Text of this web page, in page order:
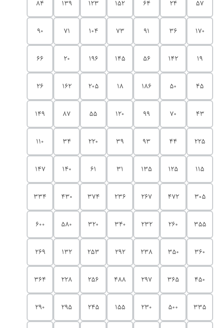
57
24
64
152
123
139
84
170
36
91
73
104
71
90
19
142
56
145
196
20
66
45
50
186
18
205
162
26
43
70
99
120
55
87
149
225
44
93
39
220
34
110
115
125
135
31
61
140
147
305
472
267
236
374
430
334
355
260
232
340
320
580
600
360
350
238
292
253
132
269
450
365
297
488
256
228
364
335
500
230
155
245
295
290